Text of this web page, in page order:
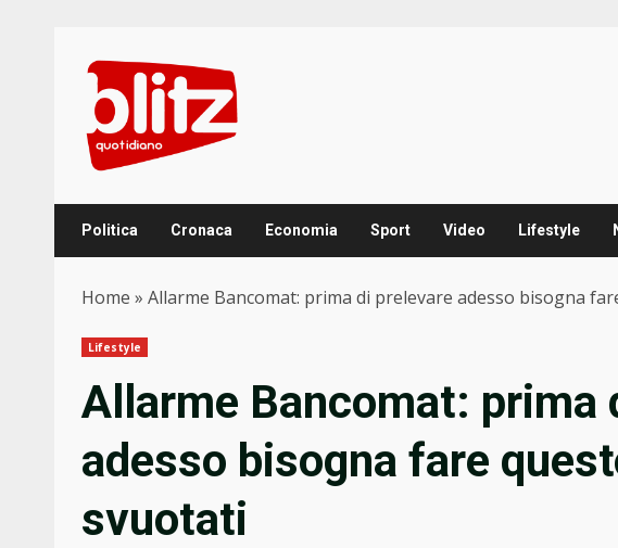
content
Politica Cronaca Economia Sport Video Lifestyle
Home » Allarme Bancomat: prima di prelevare adesso bisogna
Lifestyle
Allarme Bancomat: prima
adesso bisogna fare
svuotati